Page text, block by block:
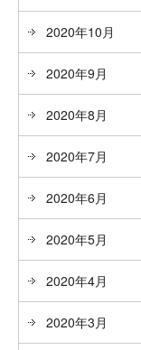
2020年10月
2020年9月
2020年8月
2020年7月
2020年6月
2020年5月
2020年4月
2020年3月